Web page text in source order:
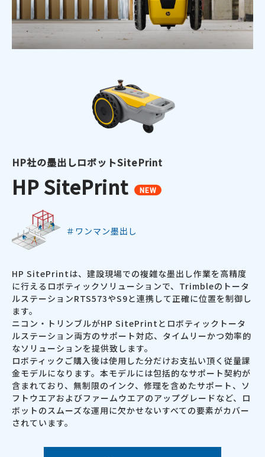
HP社の墨出しロボットSitePrint
HP SitePrint NEW
＃ワンマン墨出し
HP SitePrintは、建設現場での複雑な墨出し作業を高精度
に行えるロボティックソリューションで、Trimbleのトータ
ルステーションRTS573やS9と連携して正確に位置を制御し
ます。
ニコン・トリンブルがHP SitePrintとロボティックトータ
ルステーション両方のサポート対応、タイムリーかつ効率的
なソリューションを提供致します。
ロボティックご購入後は使用した分だけお支払い頂く従量課
金モデルになります。本モデルには包括的なサポート契約が
含まれており、無制限のインク、修理を含めたサポート、ソ
フトウエアおよびファームウエアのアップグレードなど、ロ
ボットのスムーズな運用に欠かせないすべての要素がカバー
されています。